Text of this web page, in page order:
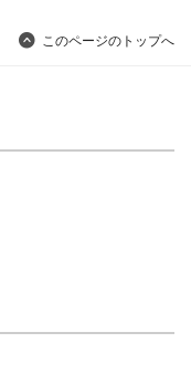
このページのトップへ